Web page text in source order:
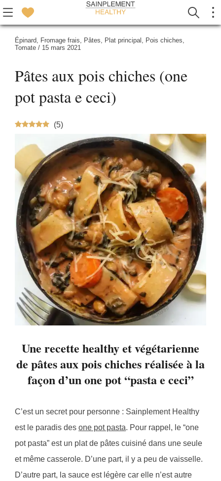
Épinard, Fromage frais, Pâtes, Plat principal , Pois chiches,
Tomate / 15 mars 2021
Pâtes aux pois chiches (one
pot pasta e ceci)
(5)
Une recette healthy et végétarienne
de pâtes aux pois chiches réalisée à la
façon d’un one pot “pasta e ceci”
C’est un secret pour personne : Sainplement Healthy
est le paradis des one pot pasta. Pour rappel, le “one
pot pasta” est un plat de pâtes cuisiné dans une seule
et même casserole. D’une part, il y a peu de vaisselle.
D’autre part, la sauce est légère car elle n’est autre